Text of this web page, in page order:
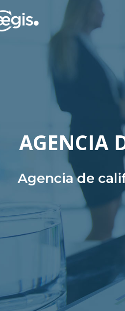
Agencia de
AGENCIA